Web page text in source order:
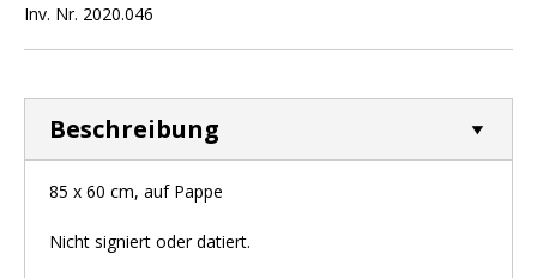
Inv. Nr. 2020.046
Beschreibung
85 x 60 cm, auf Pappe
Nicht signiert oder datiert.